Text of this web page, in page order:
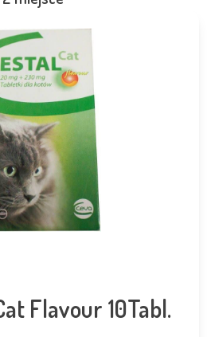
Flavour 10Tabl.